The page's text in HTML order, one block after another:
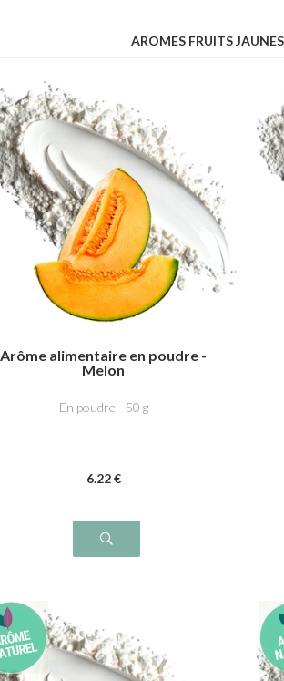
AROMES FRUITS
Arôme alimentaire en poudre -
Melon
En poudre - 50 g
6.22€